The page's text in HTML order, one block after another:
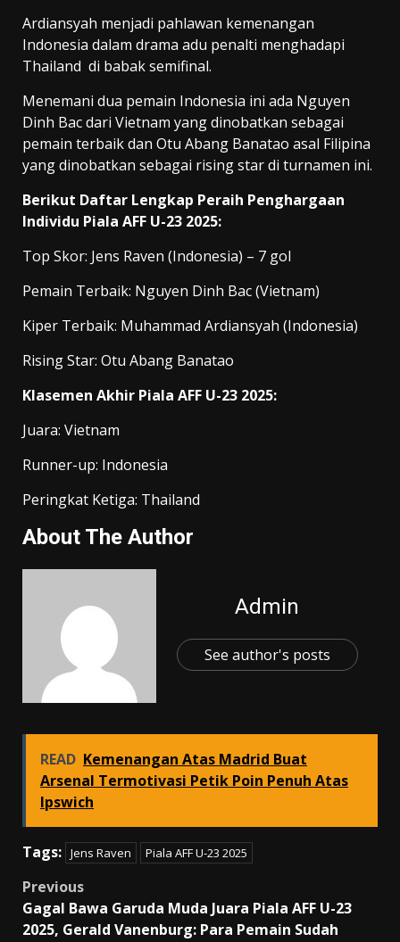
Ardiansyah menjadi pahlawan kemenangan
Indonesia dalam drama adu penalti menghadapi
Thailand di babak semifinal.
Menemani dua pemain Indonesia ini ada Nguyen
Dinh Bac dari Vietnam yang dinobatkan sebagai
pemain terbaik dan Otu Abang Banatao asal Filipina
yang dinobatkan sebagai rising star di turnamen ini.
Berikut Daftar Lengkap Peraih Penghargaan
Individu Piala AFF U-23 2025:
Top Skor: Jens Raven (Indonesia) – 7 gol
Pemain Terbaik: Nguyen Dinh Bac (Vietnam)
Kiper Terbaik: Muhammad Ardiansyah (Indonesia)
Rising Star: Otu Abang Banatao
Klasemen Akhir Piala AFF U-23 2025:
Juara: Vietnam
Runner-up: Indonesia
Peringkat Ketiga: Thailand
About The Author
Admin
See author's posts
READ Kemenangan Atas Madrid Buat
Arsenal Termotivasi Petik Poin Penuh Atas
Ipswich
Tags: Jens Raven Piala AFF U-23 2025
Post
navigation
Previous
Gagal Bawa Garuda Muda Juara Piala AFF U-23
2025, Gerald Vanenburg: Para Pemain Sudah